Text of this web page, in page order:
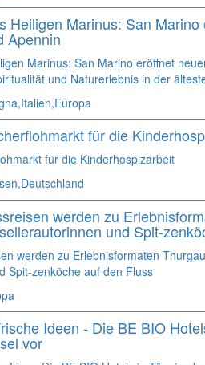
Heiligen Marinus: San
Apennin
Marinus: San Marino eröffnet
und Naturerlebnis in der
Italien,Europa
für die
für die Kinderhospizarbeit
Deutschland
werden zu
und Spit-
werden zu Erlebnisformaten
Spit-zenköche auf den Fluss
Ideen - Die BE BIO
vor